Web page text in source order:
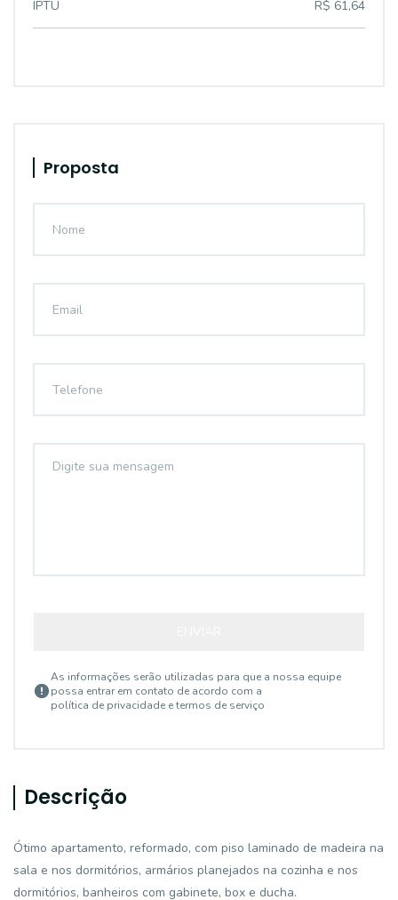
IPTU R$ 61,64
Proposta
As informações serão utilizadas para que a nossa equipe
possa entrar em contato de acordo com a
política de privacidade e termos de serviço
Descrição
Ótimo apartamento, reformado, com piso laminado de madeira na
sala e nos dormitórios, armários planejados na cozinha e nos
dormitórios, banheiros com gabinete, box e ducha.